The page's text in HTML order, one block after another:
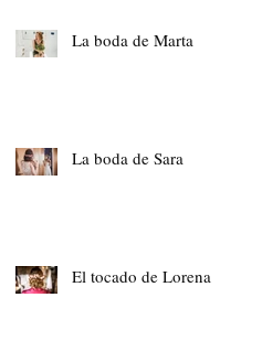
La boda de Marta
La boda de Sara
El tocado de Lorena